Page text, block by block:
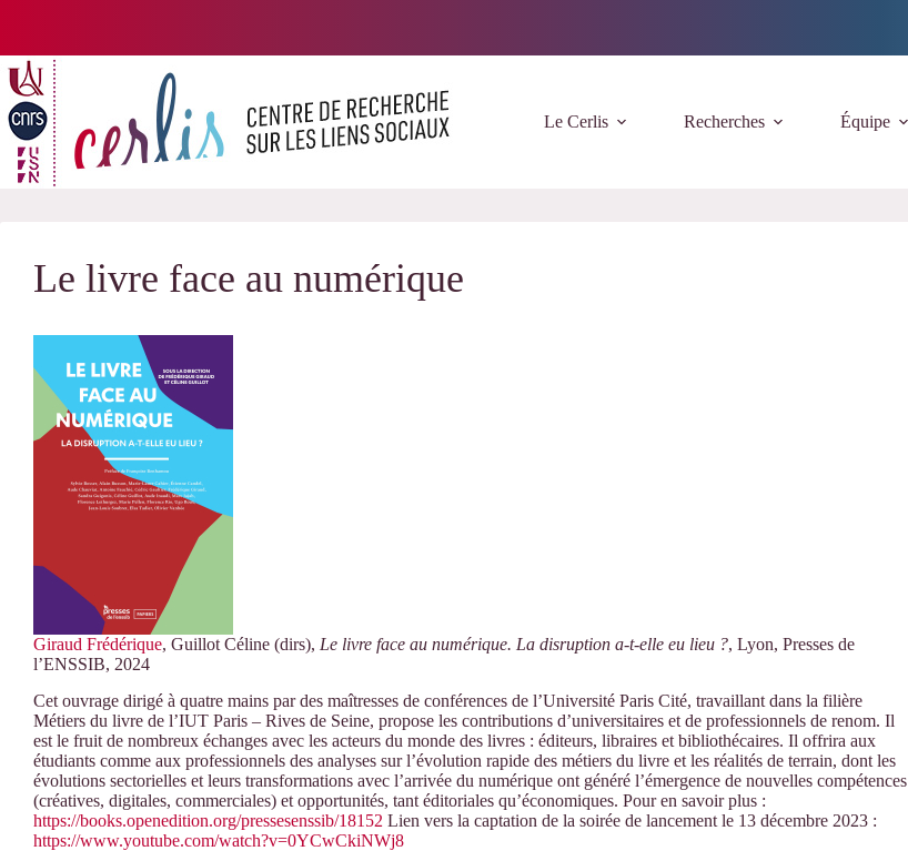
Le Cerlis Recherches Équipe
Le livre face au numérique
Giraud Frédérique, Guillot Céline (dirs), Le livre face au numérique. La disruption a-t-elle eu lieu ?, Lyon, Presses de
l’ENSSIB, 2024
Cet ouvrage dirigé à quatre mains par des maîtresses de conférences de l’Université Paris Cité, travaillant dans la filière
Métiers du livre de l’IUT Paris – Rives de Seine, propose les contributions d’universitaires et de professionnels de renom. Il
est le fruit de nombreux échanges avec les acteurs du monde des livres : éditeurs, libraires et bibliothécaires. Il offrira aux
étudiants comme aux professionnels des analyses sur l’évolution rapide des métiers du livre et les réalités de terrain, dont les
évolutions sectorielles et leurs transformations avec l’arrivée du numérique ont généré l’émergence de nouvelles compétences
(créatives, digitales, commerciales) et opportunités, tant éditoriales qu’économiques. Pour en savoir plus :
https://books.openedition.org/pressesenssib/18152 Lien vers la captation de la soirée de lancement le 13 décembre 2023 :
https://www.youtube.com/watch?v=0YCwCkiNWj8